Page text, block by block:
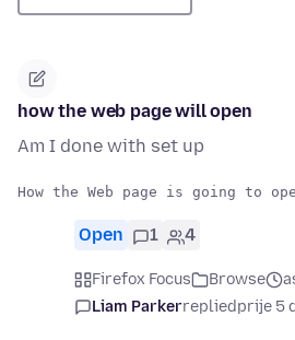
how the web page will open
Am I done with set up
Open 1 4
Firefox Focus Browse
Liam Parkerrepliedprije 5